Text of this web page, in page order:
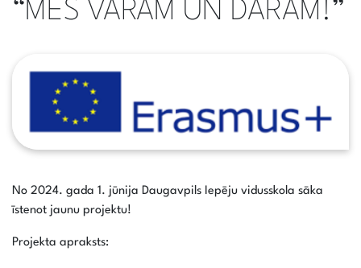
“MĒS VARAM UN DARĀM!”
No 2024. gada 1. jūnija Daugavpils Iepēju vidusskola sāka
īstenot jaunu projektu!
Projekta apraksts: